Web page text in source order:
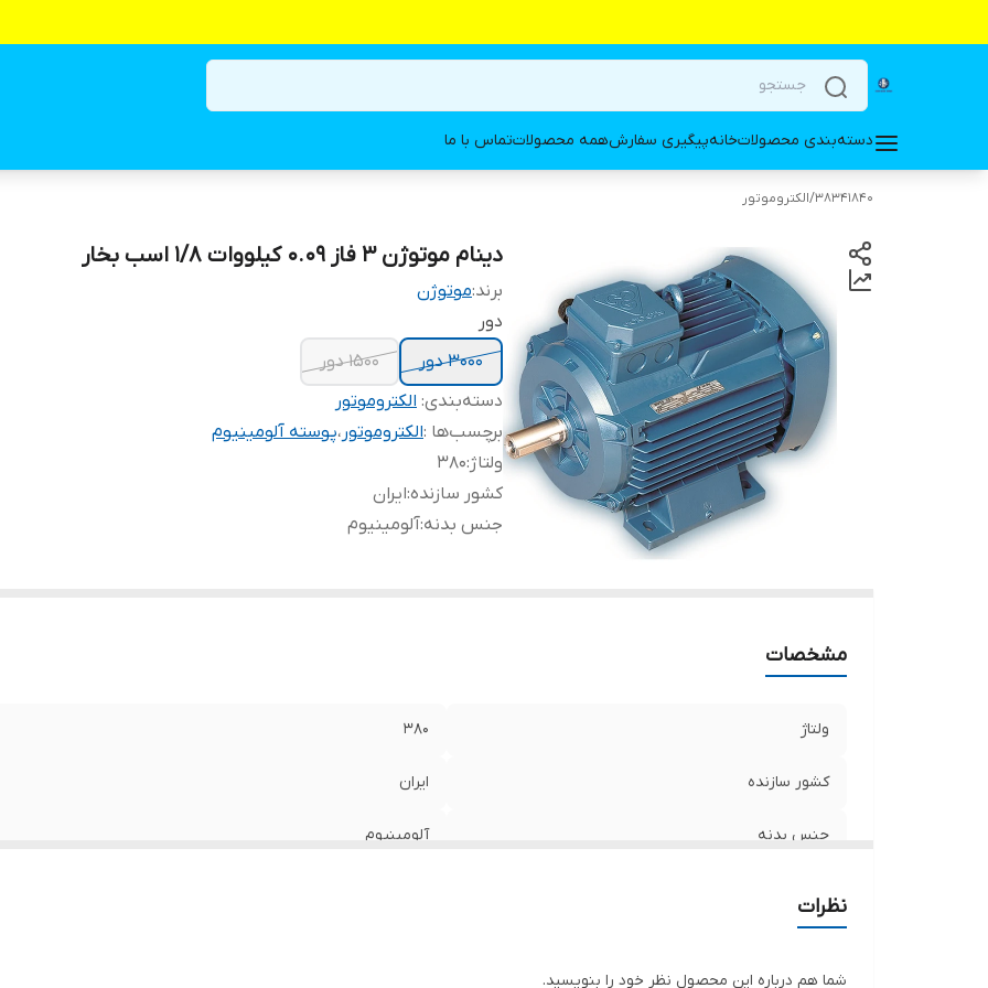
دسته‌بندی محصولاتخانهپیگیری سفارشهمه محصولاتتماس با ما
38341840
/الکتروموتور
دینام موتوژن ۳ فاز 0.09 کیلووات 1/8 اسب بخار
برند:موتوژن
دور
۳۰۰۰ دور
۱۵۰۰ دور
دسته‌بندی: الکتروموتور
برچسب‌ها :الکتروموتور ،پوسته آلومینیوم
ولتاژ:۳۸۰
کشور سازنده:ایران
جنس بدنه:آلومینیوم
مشخصات
ولتاژ ۳۸۰
کشور سازنده ایران
جنس بدنه آلومینیوم
نظرات
شما هم درباره این محصول نظر خود را بنویسید.